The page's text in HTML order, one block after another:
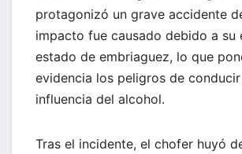
protagonizó un grave accidente
impacto fue causado debido a su
estado de embriaguez, lo que
evidencia los peligros de
influencia del alcohol.
Tras el incidente, el chofer huyó